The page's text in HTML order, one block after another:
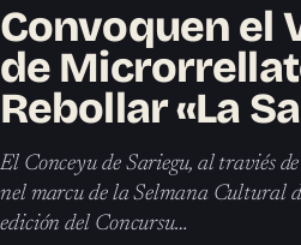
Convoquen el
de
Rebollar «La
El Conceyu de Sariegu, al traviés
nel marcu de la Selmana Cultural
edición del Concursu…